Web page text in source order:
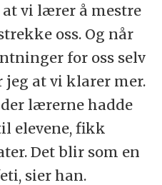
vi lærer å mestre
oss. Og når
for oss selv
jeg at vi klarer mer.
lærerne hadde
elevene, fikk
Det blir som en
sier han.